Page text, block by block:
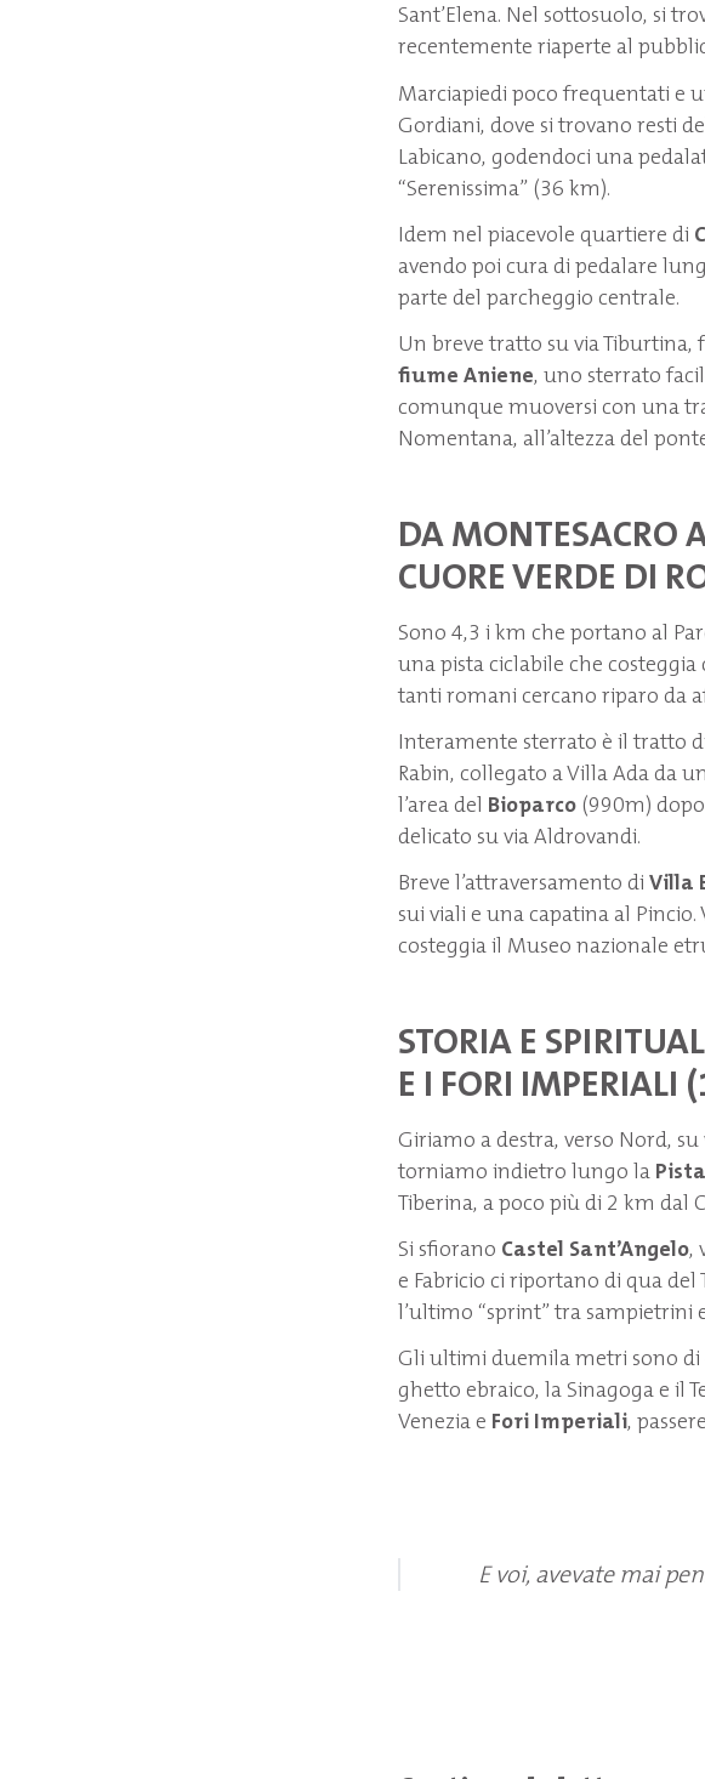
Sant’Elena. Nel sottosuolo, si
recentemente riaperte al
Marciapiedi poco frequentati e
Gordiani, dove si trovano resti
Labicano, godendoci una
“Serenissima” (36 km).
Idem nel piacevole quartiere di
avendo poi cura di pedalare
parte del parcheggio centrale.
Un breve tratto su via
fiume Aniene, uno sterrato
comunque muoversi con una
Nomentana, all’altezza del
DA MONTESACRO
CUORE VERDE DI
Sono 4,3 i km che portano al
una pista ciclabile che
tanti romani cercano riparo da
Interamente sterrato è il tratto
Rabin, collegato a Villa Ada da
l’area del Bioparco (990m)
delicato su via Aldrovandi.
Breve l’attraversamento di Villa
sui viali e una capatina al
costeggia il Museo nazionale
STORIA E
E I FORI IMPERIALI
Giriamo a destra, verso Nord,
torniamo indietro lungo la
Tiberina, a poco più di 2 km dal
Si sfiorano Castel Sant’Angelo,
e Fabricio ci riportano di qua del
l’ultimo “sprint” tra sampietrini
Gli ultimi duemila metri sono di
ghetto ebraico, la Sinagoga e il
Venezia e Fori Imperiali,
E voi, avevate mai